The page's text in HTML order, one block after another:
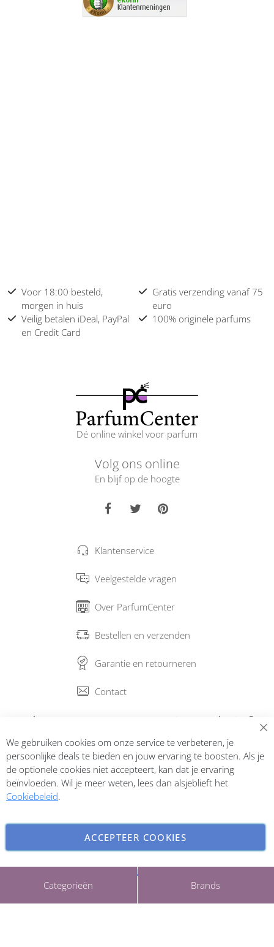
Categorieën Brands
Voor 18:00 besteld,
morgen in huis
Gratis verzending vanaf 75
euro
Veilig betalen iDeal, PayPal
en Credit Card
100% originele parfums
Dé online winkel voor parfum
Volg ons online
En blijf op de hoogte
Klantenservice
Veelgestelde vragen
Over ParfumCenter
Bestellen en verzenden
Garantie en retourneren
Contact
Abonneer op onze nieuwsbrief
Inschrijven
Copyright © 2026 ParfumCenter.nl. All rights reserved.
We gebruiken cookies om onze service te verbeteren, je
persoonlijke deals te bieden en jouw ervaring te boosten. Als je
de optionele cookies niet accepteert, kan dat je ervaring
beïnvloeden. Wil je meer weten, lees dan alsjeblieft het
Cookiebeleid.
ACCEPTEER COOKIES
INSTELLINGEN AANPASSEN